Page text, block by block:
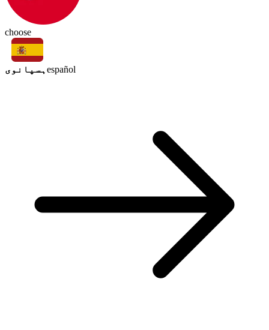
choose
ہسپانوی español